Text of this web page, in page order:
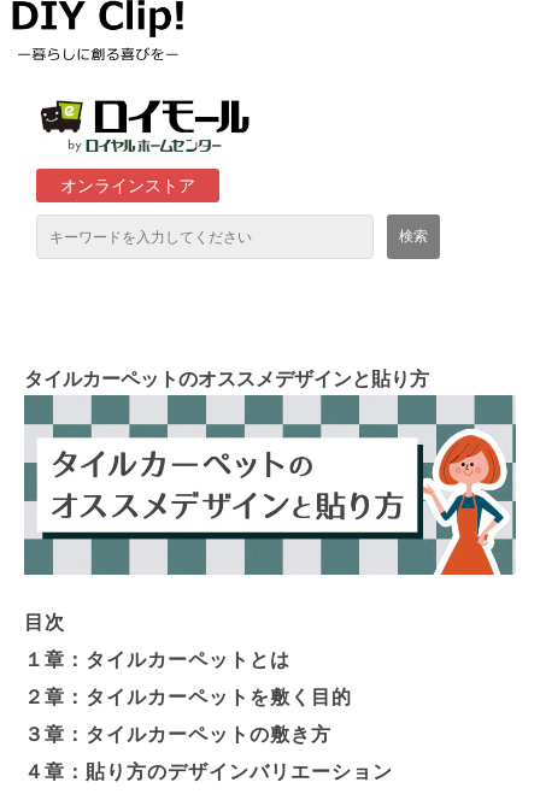
オンラインストア
ロイヤルホームセンター店舗
タイルカーペットのオススメデザインと貼り方
目次
１章：タイルカーペットとは
２章：タイルカーペットを敷く目的
３章：タイルカーペットの敷き方
４章：貼り方のデザインバリエーション